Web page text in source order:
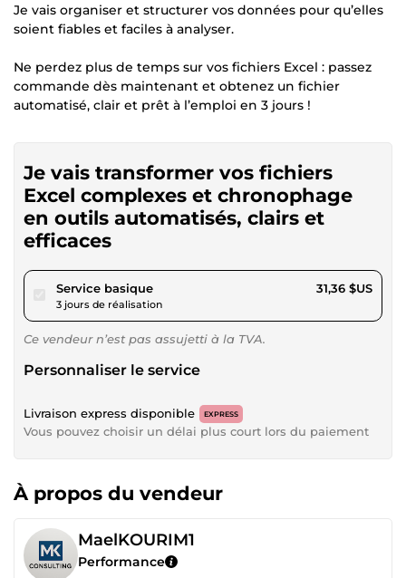
Je vais organiser et structurer vos données pour qu’elles
soient fiables et faciles à analyser.
Ne perdez plus de temps sur vos fichiers Excel : passez
commande dès maintenant et obtenez un fichier
automatisé, clair et prêt à l’emploi en 3 jours !
Je vais transformer vos fichiers
Excel complexes et chronophage
en outils automatisés, clairs et
efficaces
Service basiquepour 28,90 $US
3 jours de réalisation
31,36 $US
Ce vendeur n’est pas assujetti à la TVA.
Personnaliser le service
Livraison express disponible EXPRESS
Vous pouvez choisir un délai plus court lors du paiement
À propos du vendeur
MaelKOURIM1
Performance